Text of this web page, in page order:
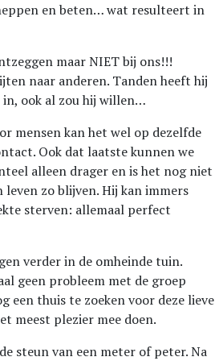
en beten… wat resulteert in
maar NIET bij ons!!!
naar anderen. Tanden heeft hij
ook al zou hij willen…
mensen kan het wel op dezelfde
Ook dat laatste kunnen we
alleen drager en is het nog niet
zo blijven. Hij kan immers
sterven: allemaal perfect
verder in de omheinde tuin.
geen probleem met de groep
thuis te zoeken voor deze lieve
meest plezier mee doen.
steun van een meter of peter. Na